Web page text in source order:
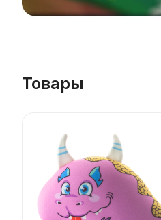
Товары